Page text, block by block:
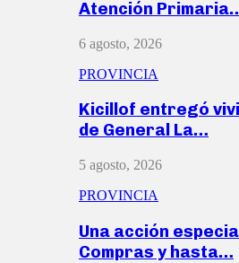
Atención
6 agosto, 2026
PROVINCIA
Kicillof entregó
de General La…
5 agosto, 2026
PROVINCIA
Una acción
Compras y hasta…